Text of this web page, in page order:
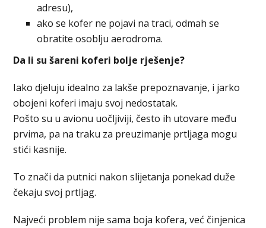
adresu),
ako se kofer ne pojavi na traci, odmah se
obratite osoblju aerodroma.
Da li su šareni koferi bolje rješenje?
Iako djeluju idealno za lakše prepoznavanje, i jarko
obojeni koferi imaju svoj nedostatak.
Pošto su u avionu uočljiviji, često ih utovare među
prvima, pa na traku za preuzimanje prtljaga mogu
stići kasnije.
To znači da putnici nakon slijetanja ponekad duže
čekaju svoj prtljag.
Najveći problem nije sama boja kofera, već činjenica